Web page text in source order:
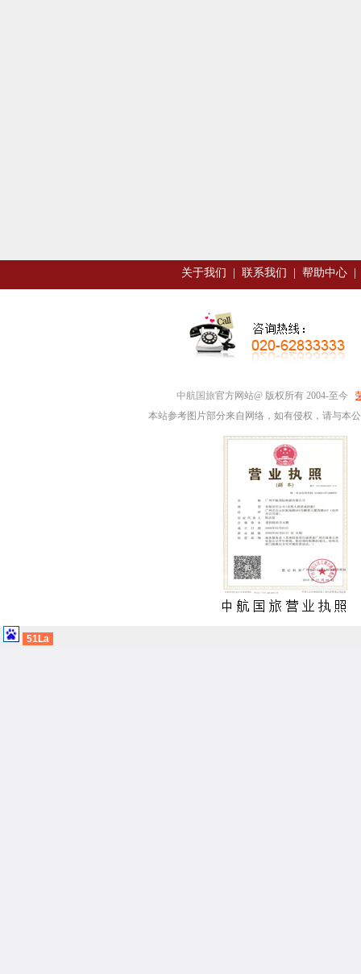
关于我们 联系我们 帮助中心
中航国旅官方网站@ 版权所有 2004-至今
本站参考图片部分来自网络，如有侵权，请与本
51La